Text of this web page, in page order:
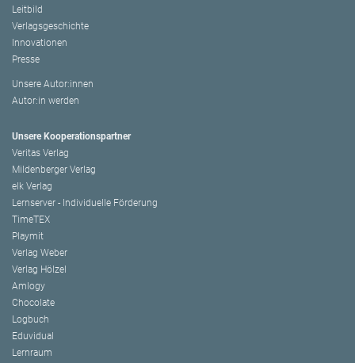
Leitbild
Verlagsgeschichte
Innovationen
Presse
Unsere Autor:innen
Autor:in werden
Unsere Kooperationspartner
Veritas Verlag
Mildenberger Verlag
elk Verlag
Lernserver - Individuelle Förderung
TimeTEX
Playmit
Verlag Weber
Verlag Hölzel
Amlogy
Chocolate
Logbuch
Eduvidual
Lernraum